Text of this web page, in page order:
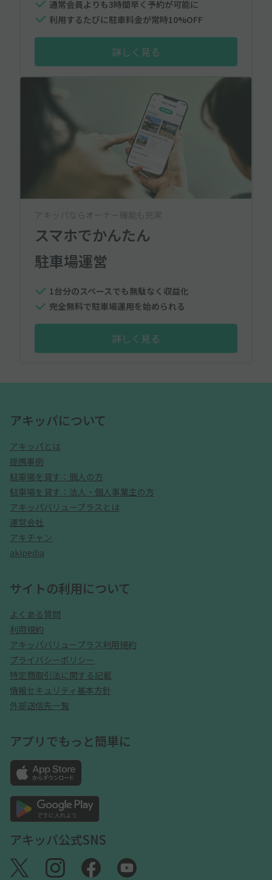
通常会員よりも3時間早く予約が可能に
利用するたびに駐車料金が常時10%OFF
詳しく見る
アキッパならオーナー機能も充実
スマホでかんたん
駐車場運営
1台分のスペースでも無駄なく収益化
完全無料で駐車場運用を始められる
詳しく見る
アキッパについて
アキッパとは
提携事例
駐車場を貸す：個人の方
駐車場を貸す：法人・個人事業主の方
アキッパバリュープラスとは
運営会社
アキチャン
akipedia
サイトの利用について
よくある質問
利用規約
アキッパバリュープラス利用規約
プライバシーポリシー
特定商取引法に関する記載
情報セキュリティ基本方針
外部送信先一覧
アプリでもっと簡単に
アキッパ公式SNS